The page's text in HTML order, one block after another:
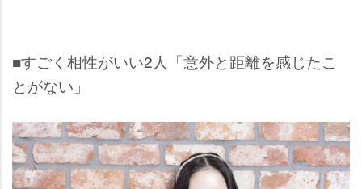
■すごく相性がいい2人「意外と距離を感じたこ
とがない」